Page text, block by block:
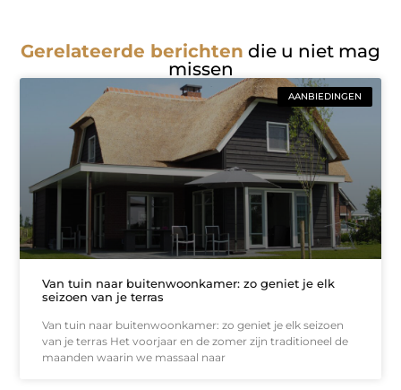
Gerelateerde berichten die u niet mag
missen
AANBIEDINGEN
Van tuin naar buitenwoonkamer: zo geniet je elk
seizoen van je terras
Van tuin naar buitenwoonkamer: zo geniet je elk seizoen
van je terras Het voorjaar en de zomer zijn traditioneel de
maanden waarin we massaal naar